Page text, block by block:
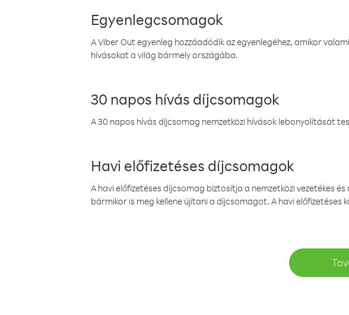
Egyenlegcsomagok
A Viber Out egyenleg hozzáadódik az egyenlegéhez, amikor
hívásokat a világ bármely országába.
30 napos hívás díjcsomagok
A 30 napos hívás díjcsomag nemzetközi hívások lebonyolítását
Havi előfizetéses díjcsomagok
A havi előfizetéses díjcsomag biztosítja a nemzetközi vezetékes
bármikor is meg kellene újítani a díjcsomagot. A havi